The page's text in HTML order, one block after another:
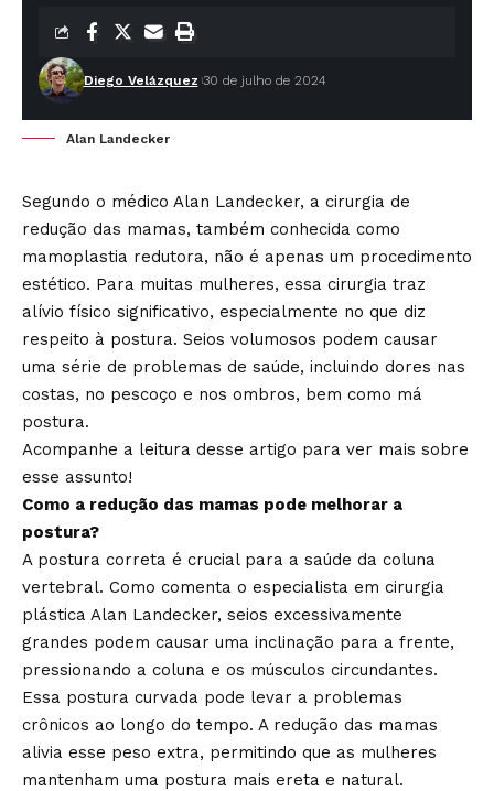
Diego Velázquez 30 de julho de 2024
Alan Landecker
Segundo o médico Alan Landecker, a cirurgia de
redução das mamas, também conhecida como
mamoplastia redutora, não é apenas um procedimento
estético. Para muitas mulheres, essa cirurgia traz
alívio físico significativo, especialmente no que diz
respeito à postura. Seios volumosos podem causar
uma série de problemas de saúde, incluindo dores nas
costas, no pescoço e nos ombros, bem como má
postura.
Acompanhe a leitura desse artigo para ver mais sobre
esse assunto!
Como a redução das mamas pode melhorar a
postura?
A postura correta é crucial para a saúde da coluna
vertebral. Como comenta o especialista em cirurgia
plástica Alan Landecker, seios excessivamente
grandes podem causar uma inclinação para a frente,
pressionando a coluna e os músculos circundantes.
Essa postura curvada pode levar a problemas
crônicos ao longo do tempo. A redução das mamas
alivia esse peso extra, permitindo que as mulheres
mantenham uma postura mais ereta e natural.